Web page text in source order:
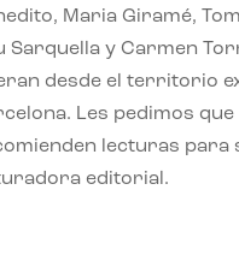
Maria Giramé,
Sarquella y Carmen
desde el territorio
Les pedimos que
lecturas para
editorial.